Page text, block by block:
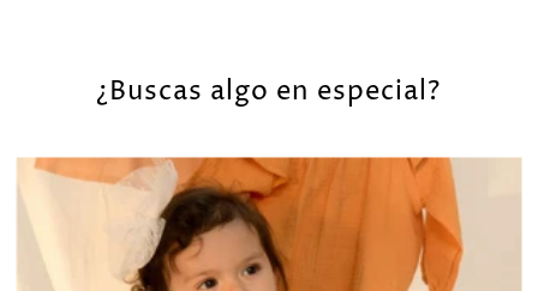
¿Buscas algo en especial?